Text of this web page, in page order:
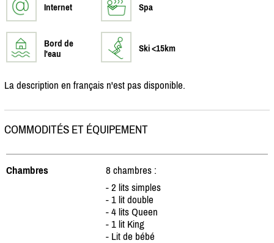
Internet Spa
Bord de
l'eau
Ski <15km
La description en français n'est pas disponible.
COMMODITÉS ET ÉQUIPEMENT
Chambres
8 chambres :
- 2 lits simples
- 1 lit double
- 4 lits Queen
- 1 lit King
- Lit de bébé